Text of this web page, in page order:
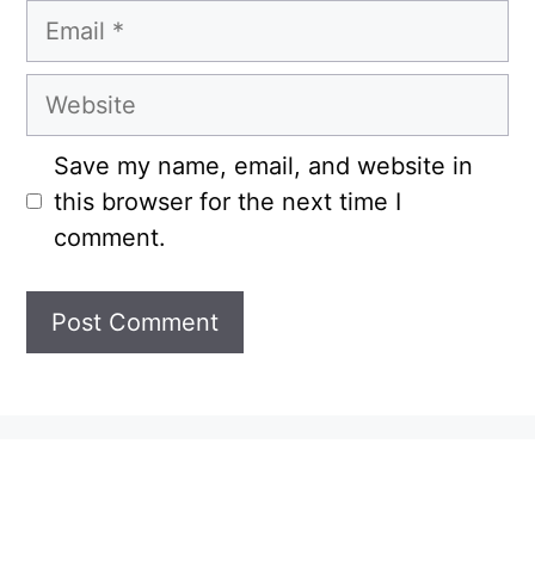
Email
Website
Save my name, email, and website in
this browser for the next time I
comment.